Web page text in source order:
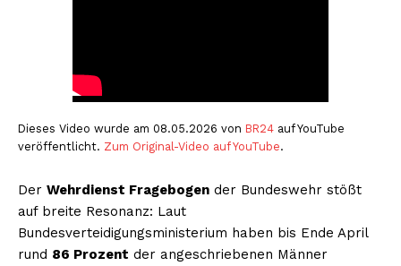
Dieses Video wurde am 08.05.2026 von BR24 auf YouTube
veröffentlicht. Zum Original-Video auf YouTube.
Der Wehrdienst Fragebogen der Bundeswehr stößt
auf breite Resonanz: Laut
Bundesverteidigungsministerium haben bis Ende April
rund 86 Prozent der angeschriebenen Männer